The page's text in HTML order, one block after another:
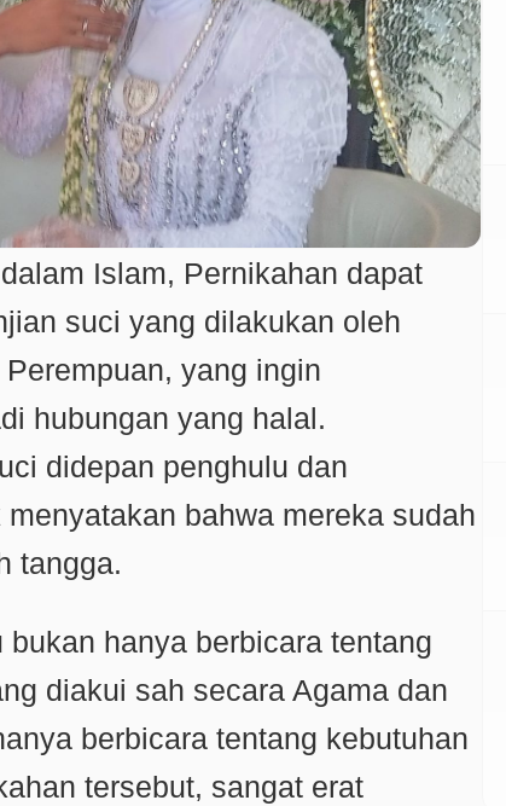
Islam, Pernikahan dapat
suci yang dilakukan oleh
yang ingin
hubungan yang halal.
didepan penghulu dan
bahwa mereka sudah
tangga.
hanya berbicara tentang
diakui sah secara Agama dan
berbicara tentang kebutuhan
tersebut, sangat erat